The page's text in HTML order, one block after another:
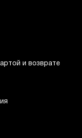
и возврате